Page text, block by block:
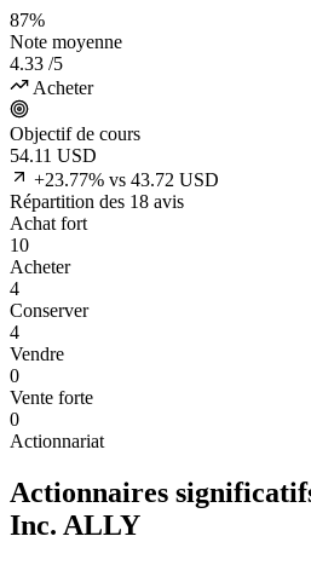
87%
Note moyenne
4.33 /5
Acheter
Objectif de cours
54.11 USD
+23.77% vs 43.72 USD
Répartition des 18 avis
Achat fort
10
Acheter
4
Conserver
4
Vendre
0
Vente forte
0
Actionnariat
Actionnaires
Inc. ALLY